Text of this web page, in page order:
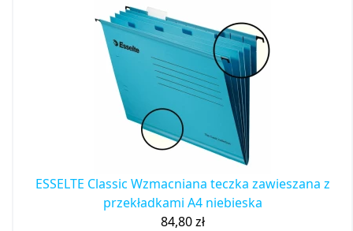
ESSELTE Classic Wzmacniana teczka zawieszana z
przekładkami A4 niebieska
84,80zł